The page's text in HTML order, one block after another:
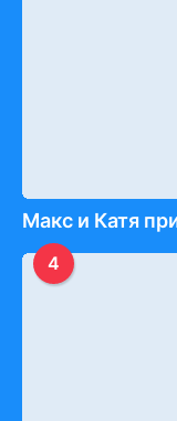
Макс и Катя
4